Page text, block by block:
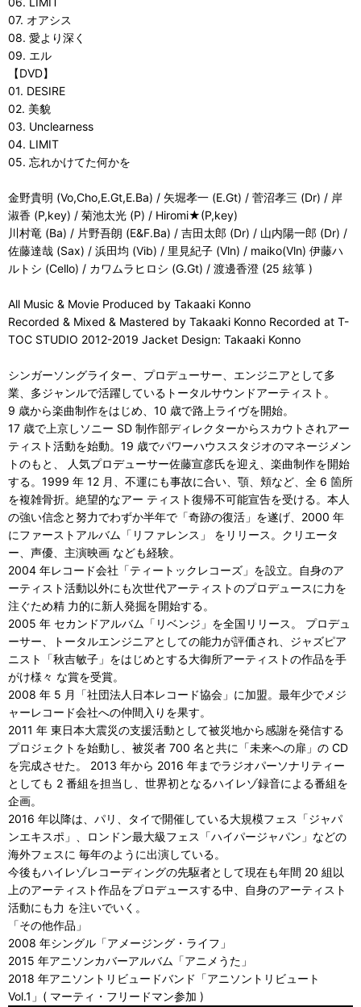
07. オアシス
08. 愛より深く
09. エル
【DVD】
01. DESIRE
02. 美貌
03. Unclearness
04. LIMIT
05. 忘れかけてた何かを
金野貴明 (Vo,Cho,E.Gt,E.Ba) / 矢堀孝一 (E.Gt) / 菅沼孝三 (Dr) / 岸
淑香 (P,key) / 菊池太光 (P) / Hiromi★(P,key)
川村竜 (Ba) / 片野吾朗 (E&F.Ba) / 吉田太郎 (Dr) / 山内陽一郎 (Dr) /
佐藤達哉 (Sax) / 浜田均 (Vib) / 里見紀子 (Vln) / maiko(Vln) 伊藤ハ
ルトシ (Cello) / カワムラヒロシ (G.Gt) / 渡邊香澄 (25 絃箏 )
All Music & Movie Produced by Takaaki Konno
Recorded & Mixed & Mastered by Takaaki Konno Recorded at T-
TOC STUDIO 2012-2019 Jacket Design: Takaaki Konno
シンガーソングライター、プロデューサー、エンジニアとして多
業、多ジャンルで活躍しているトータルサウンドアーティスト。
9 歳から楽曲制作をはじめ、10 歳で路上ライヴを開始。
17 歳で上京しソニー SD 制作部ディレクターからスカウトされアー
ティスト活動を始動。19 歳でパワーハウススタジオのマネージメン
トのもと、 人気プロデューサー佐藤宣彦氏を迎え、楽曲制作を開始
する。1999 年 12 月、不運にも事故に合い、顎、頬など、全 6 箇所
を複雑骨折。絶望的なアー ティスト復帰不可能宣告を受ける。本人
の強い信念と努力でわずか半年で「奇跡の復活」を遂げ、2000 年
にファーストアルバム「リファレンス」 をリリース。クリエータ
ー、声優、主演映画 なども経験。
2004 年レコード会社「ティートックレコーズ」を設立。自身のア
ーティスト活動以外にも次世代アーティストのプロデュースに力を
注ぐため精 力的に新人発掘を開始する。
2005 年 セカンドアルバム「リベンジ」を全国リリース。 プロデュ
ーサー、トータルエンジニアとしての能力が評価され、ジャズピア
ニスト「秋吉敏子」をはじめとする大御所アーティストの作品を手
がけ様々 な賞を受賞。
2008 年 5 月「社団法人日本レコード協会」に加盟。最年少でメジ
ャーレコード会社への仲間入りを果す。
2011 年 東日本大震災の支援活動として被災地から感謝を発信する
プロジェクトを始動し、被災者 700 名と共に「未来への扉」の CD
を完成させた。 2013 年から 2016 年までラジオパーソナリティー
としても 2 番組を担当し、世界初となるハイレゾ録音による番組を
企画。
2016 年以降は、パリ、タイで開催している大規模フェス「ジャパ
ンエキスポ」、ロンドン最大級フェス「ハイパージャパン」などの
海外フェスに 毎年のように出演している。
今後もハイレゾレコーディングの先駆者として現在も年間 20 組以
上のアーティスト作品をプロデュースする中、自身のアーティスト
活動にも力 を注いでいく。
「その他作品」
2008 年シングル「アメージング・ライフ」
2015 年アニソンカバーアルバム「アニメうた」
2018 年アニソントリビュードバンド「アニソントリビュート
Vol.1」( マーティ・フリードマン参加 )